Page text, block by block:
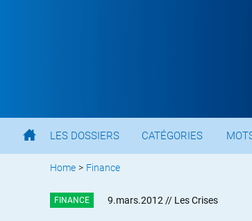
LES DOSSIERS CATÉGORIES
Home > Finance
FINANCE 9.mars.2012 // Les Crises